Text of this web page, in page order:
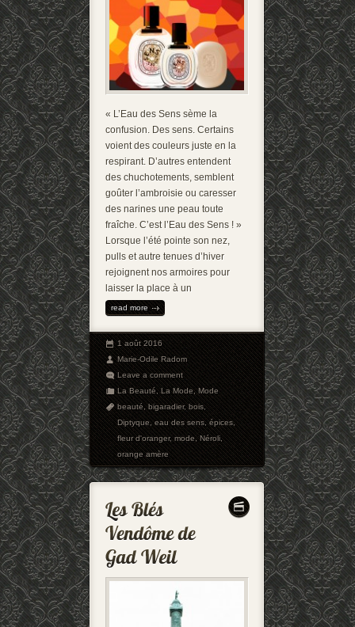
« L’Eau des Sens sème la
confusion. Des sens. Certains
voient des couleurs juste en la
respirant. D’autres entendent
des chuchotements, semblent
goûter l’ambroisie ou caresser
des narines une peau toute
fraîche. C’est l’Eau des Sens ! »
Lorsque l’été pointe son nez,
pulls et autre tenues d’hiver
rejoignent nos armoires pour
laisser la place à un
read more
1 août 2016
Marie-Odile Radom
Leave a comment
La Beauté,La Mode,Mode
beauté,bigaradier,bois,
Diptyque,eau des sens,épices,
fleur d'oranger,mode,Néroli,
orange amère